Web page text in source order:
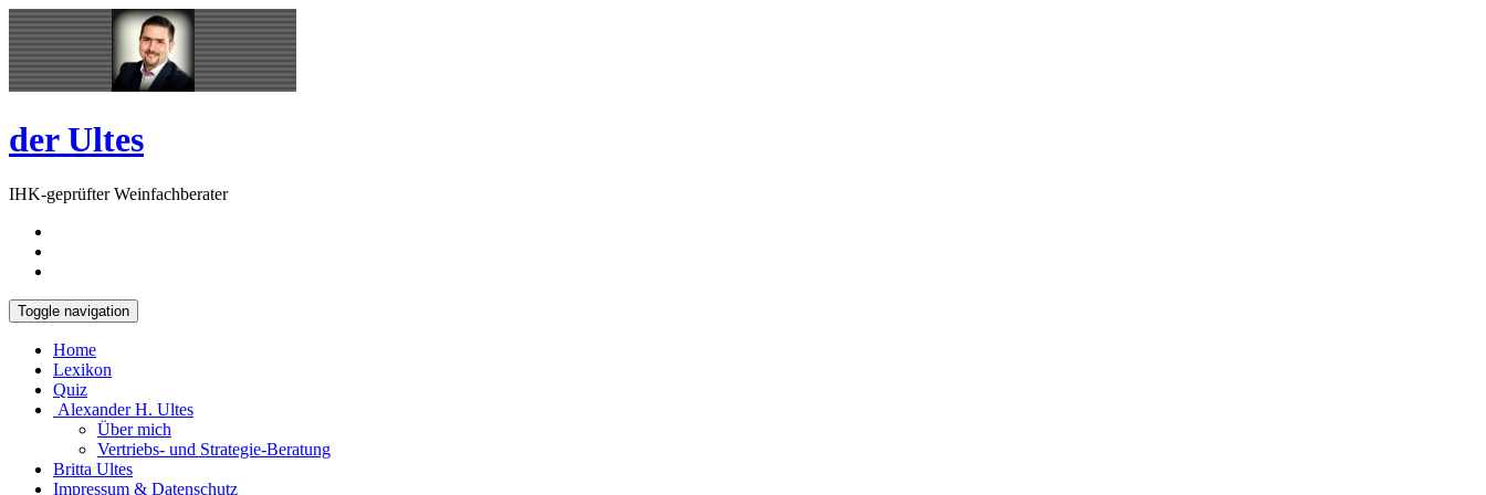
Skip
to
content
Open
Sidebar
der Ultes
IHK-geprüfter Weinfachberater
Toggle navigation
Home
Lexikon
Quiz
Alexander H. Ultes
Über mich
Vertriebs- und Strategie-Beratung
Britta Ultes
Impressum & Datenschutz